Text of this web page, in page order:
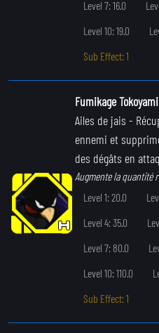
Level 7: 16.0
Level 10: 19.0
Sub Effect: 1
Fumikage Tokoyami
Ailes de jais -
ennemi et
des dégâts en
Augmente la quantité
Level 1: 20.0
Level 4: 35.0
Level 7: 80.0
Level 10: 110.0
Sub Effect: 1